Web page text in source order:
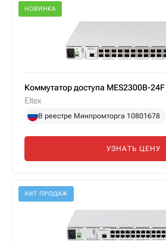
НОВИНКА
Коммутатор доступа MES2300B-24F
Eltex
В реестре Минпромторга 10801678
УЗНАТЬ ЦЕНУ
ХИТ ПРОДАЖ